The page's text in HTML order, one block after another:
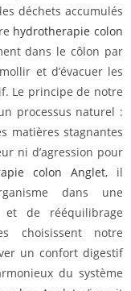
déchets accumulés
hydrotherapie colon
dans le côlon par
et d’évacuer les
Le principe de notre
processus naturel :
matières stagnantes
ni d’agression pour
colon Anglet, il
dans une
et de rééquilibrage
choisissent notre
un confort digestif
du système